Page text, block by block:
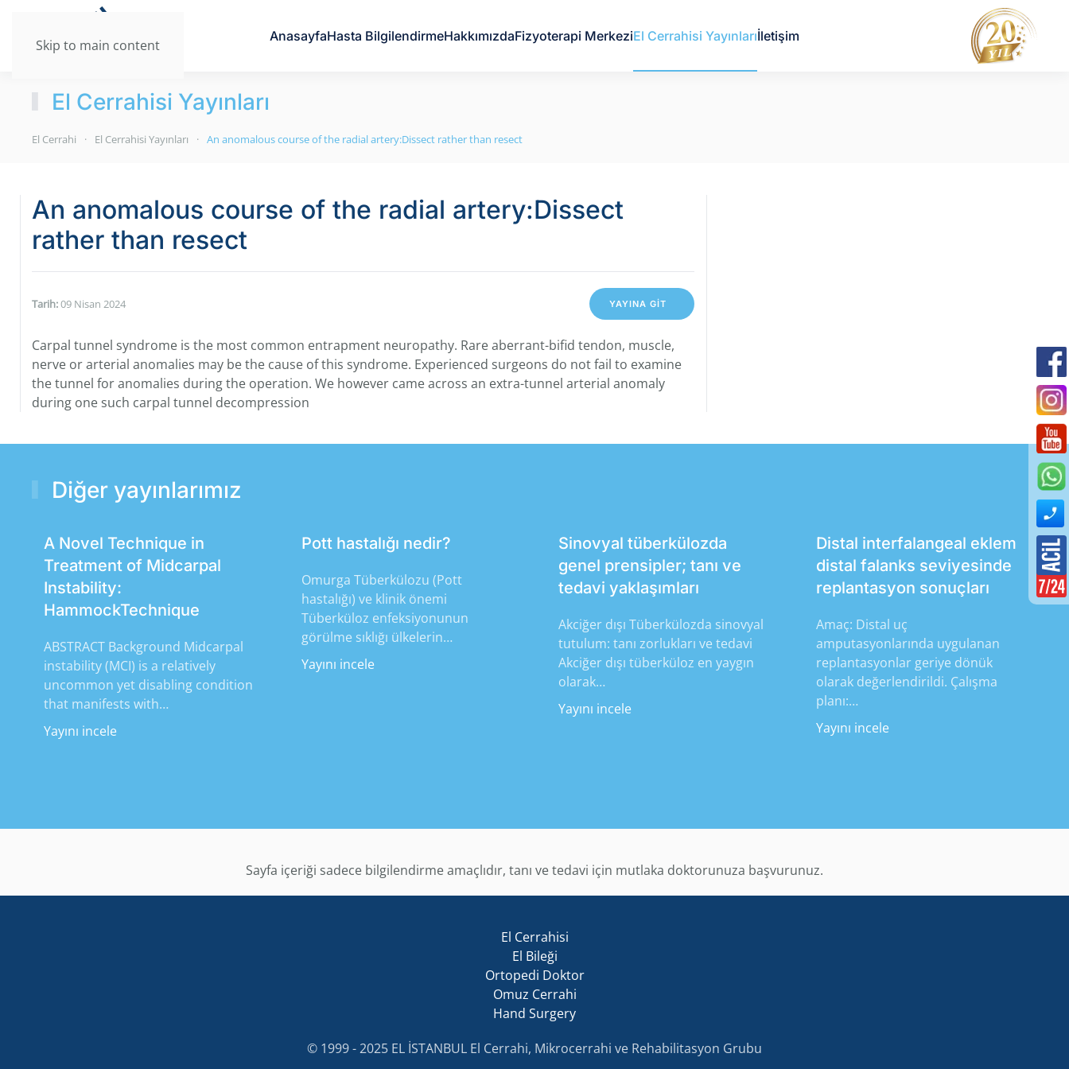
Skip to main content
AnasayfaHasta BilgilendirmeHakkımızdaFizyoterapi MerkeziEl Cerrahisi Yayınlarıİletişim
El Cerrahisi Yayınları
El Cerrahi El Cerrahisi Yayınları An anomalous course of the radial artery:Dissect rather than resect
An anomalous course of the radial artery:Dissect
rather than resect
Tarih:09 Nisan 2024 YAYINA GİT
Carpal tunnel syndrome is the most common entrapment neuropathy. Rare aberrant-bifid tendon, muscle,
nerve or arterial anomalies may be the cause of this syndrome. Experienced surgeons do not fail to examine
the tunnel for anomalies during the operation. We however came across an extra-tunnel arterial anomaly
during one such carpal tunnel decompression
Diğer yayınlarımız
A Novel Technique in
Treatment of Midcarpal
Instability:
HammockTechnique
ABSTRACT Background Midcarpal
instability (MCI) is a relatively
uncommon yet disabling condition
that manifests with…
Yayını incele
Pott hastalığı nedir?
Omurga Tüberkülozu (Pott
hastalığı) ve klinik önemi
Tüberküloz enfeksiyonunun
görülme sıklığı ülkelerin…
Yayını incele
Sinovyal tüberkülozda
genel prensipler; tanı ve
tedavi yaklaşımları
Akciğer dışı Tüberkülozda sinovyal
tutulum: tanı zorlukları ve tedavi
Akciğer dışı tüberküloz en yaygın
olarak…
Yayını incele
Distal interfalangeal eklem
distal falanks seviyesinde
replantasyon sonuçları
Amaç: Distal uç
amputasyonlarında uygulanan
replantasyonlar geriye dönük
olarak değerlendirildi. Çalışma
planı:…
Yayını incele
Sayfa içeriği sadece bilgilendirme amaçlıdır, tanı ve tedavi için mutlaka doktorunuza başvurunuz.
El Cerrahisi
El Bileği
Ortopedi Doktor
Omuz Cerrahi
Hand Surgery
© 1999 - 2025 EL İSTANBUL El Cerrahi, Mikrocerrahi ve Rehabilitasyon Grubu